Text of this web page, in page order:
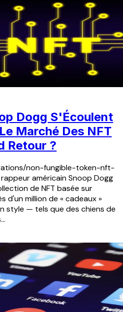
Dogg S'Écoulent
Marché Des NFT
Retour ?
non-fungible-token-nft-
américain Snoop Dogg
de NFT basée sur
d'un million de « cadeaux »
style — tels que des chiens de